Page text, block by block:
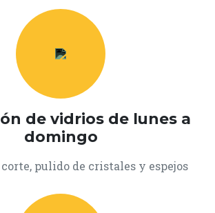
de vidrios de lunes a
domingo
pulido de cristales y espejos